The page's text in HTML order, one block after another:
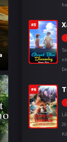
#5
#6